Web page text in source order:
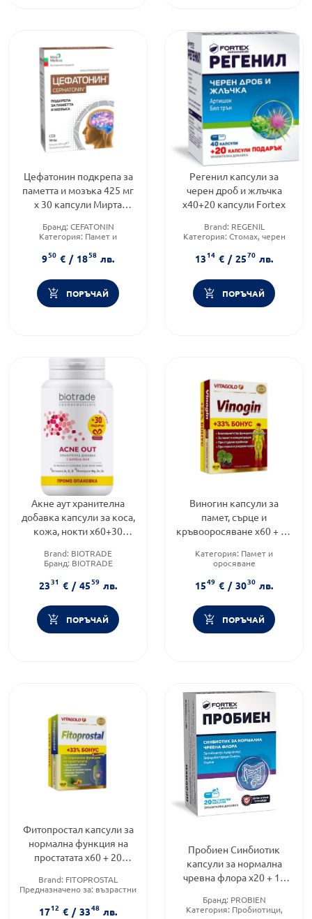
Цефатонин подкрепа за
паметта и мозъка 425 мг
х 30 капсули Мирта
Бранд: CEFATONIN
Категория: Памет и
Форма на продукта:капсули
950 € / 1858 лв.
ПОРЪЧАЙ
Регенил капсули за
черен дроб и жлъчка
х40+20 капсули Fortex
Brand: REGENIL
Категория: Стомах, черен
Форма на продукта: капсули
1314 € / 2570 лв.
ПОРЪЧАЙ
Акне аут хранителна
добавка капсули за коса,
кожа, нокти х60+30
Brand: BIOTRADE
Бранд: BIOTRADE
2331 € / 4559 лв.
ПОРЪЧАЙ
Виногин капсули за
памет, сърце и
кръвооросяване х60 + 20
Категория: Памет и
оросяване
възрастни/деца
Форма на продукта: капсули
1549 € / 3030 лв.
ПОРЪЧАЙ
Фитопростал капсули за
нормална функция на
простатата х60 + 20
Brand: FITOPROSTAL
Предназначено за: възрастни
1712 € / 3348 лв.
Пробиен Синбиотик
капсули за нормална
чревна флора х20 + 10
Бранд: PROBIEN
Категория: Пробиотици,